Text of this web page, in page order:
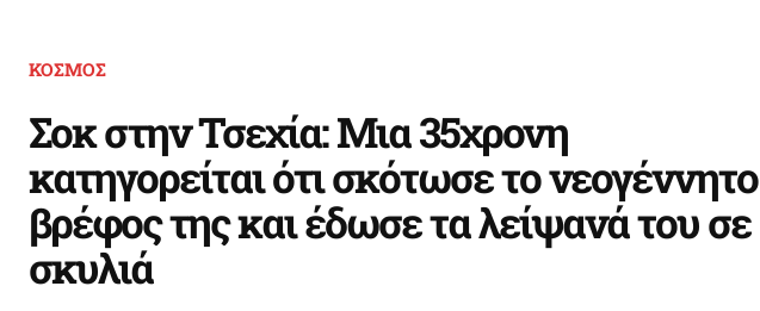
ΚΟΣΜΟΣ
Σοκ στην Τσεχία: Μια 35χρονη
κατηγορείται ότι σκότωσε το νεογέννητο
βρέφος της και έδωσε τα λείψανά του σε
σκυλιά